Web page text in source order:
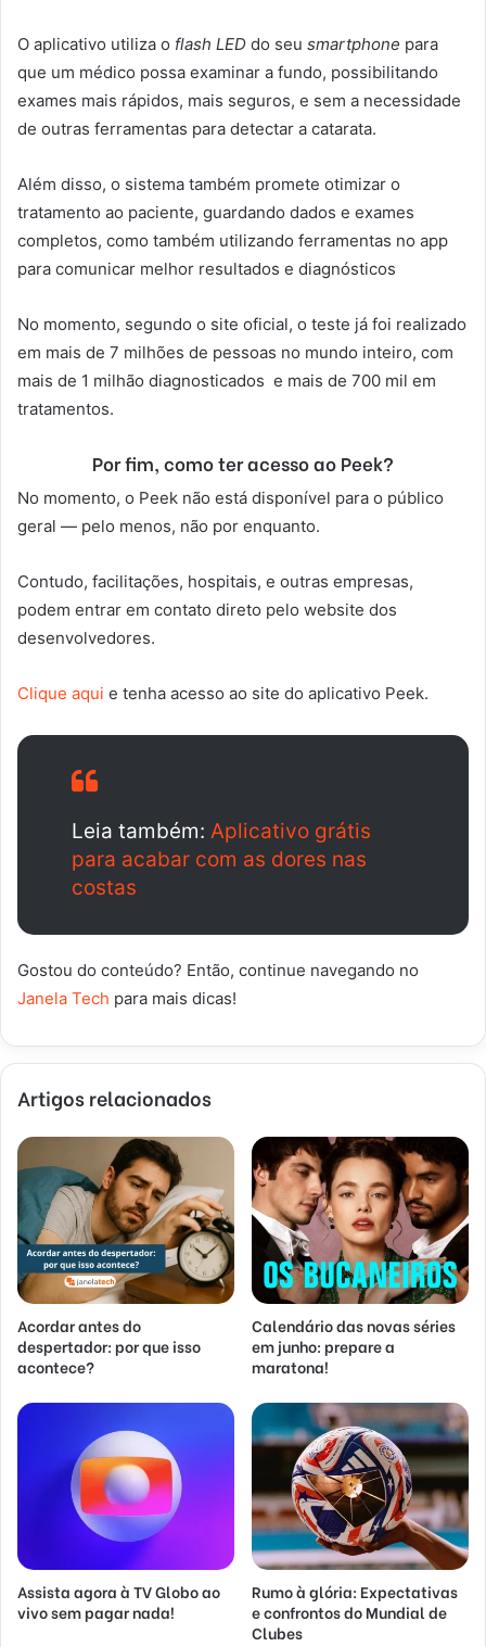
O aplicativo utiliza o flash LED do seu smartphone para
que um médico possa examinar a fundo, possibilitando
exames mais rápidos, mais seguros, e sem a necessidade
de outras ferramentas para detectar a catarata.
Além disso, o sistema também promete otimizar o
tratamento ao paciente, guardando dados e exames
completos, como também utilizando ferramentas no app
para comunicar melhor resultados e diagnósticos
No momento, segundo o site oficial, o teste já foi realizado
em mais de 7 milhões de pessoas no mundo inteiro, com
mais de 1 milhão diagnosticados e mais de 700 mil em
tratamentos.
Por fim, como ter acesso ao Peek?
No momento, o Peek não está disponível para o público
geral — pelo menos, não por enquanto.
Contudo, facilitações, hospitais, e outras empresas,
podem entrar em contato direto pelo website dos
desenvolvedores.
Clique aqui e tenha acesso ao site do aplicativo Peek.
Leia também: Aplicativo grátis
para acabar com as dores nas
costas
Gostou do conteúdo? Então, continue navegando no
Janela Tech para mais dicas!
Artigos relacionados
Acordar antes do
despertador: por que isso
acontece?
Calendário das novas séries
em junho: prepare a
maratona!
Assista agora à TV Globo ao
vivo sem pagar nada!
Rumo à glória: Expectativas
e confrontos do Mundial de
Clubes